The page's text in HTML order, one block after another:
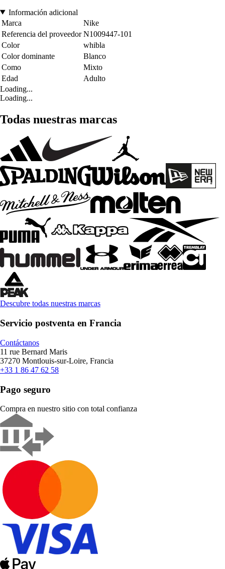
Información adicional
Marca
Nike
Referencia del proveedor N1009447-101
Color
whibla
Color dominante
Blanco
Como
Mixto
Edad
Adulto
Loading...
Loading...
Todas nuestras marcas
Descubre todas nuestras marcas
Servicio postventa en Francia
Contáctanos
11 rue Bernard Maris
37270 Montlouis-sur-Loire, Francia
+33 1 86 47 62 58
Pago seguro
Compra en nuestro sitio con total confianza